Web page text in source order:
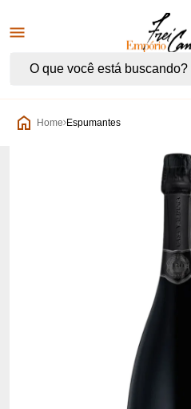
Empório
Home Espumantes